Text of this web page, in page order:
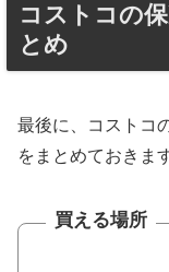
コストコの
とめ
最後に、コストコ
をまとめておきま
買える場所